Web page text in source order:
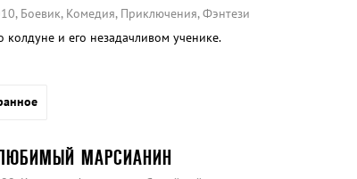
Боевик, Комедия, Приключения, Фэнтези
колдуне и его незадачливом ученике.
МАРСИАНИН